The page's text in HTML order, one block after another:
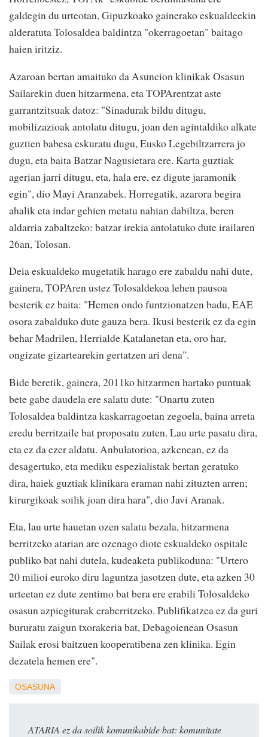
galdegin du urteotan, Gipuzkoako gainerako eskualdeekin
alderatuta Tolosaldea baldintza "okerragoetan" baitago
haien iritziz.
Azaroan bertan amaituko da Asuncion klinikak Osasun
Sailarekin duen hitzarmena, eta TOPArentzat aste
garrantzitsuak datoz: "Sinadurak bildu ditugu,
mobilizazioak antolatu ditugu, joan den agintaldiko alkate
guztien babesa eskuratu dugu, Eusko Legebiltzarrera jo
dugu, eta baita Batzar Nagusietara ere. Karta guztiak
agerian jarri ditugu, eta, hala ere, ez digute jaramonik
egin", dio Mayi Aranzabek. Horregatik, azarora begira
ahalik eta indar gehien metatu nahian dabiltza, beren
aldarria zabaltzeko: batzar irekia antolatuko dute irailaren
26an, Tolosan.
Deia eskualdeko mugetatik harago ere zabaldu nahi dute,
gainera, TOPAren ustez Tolosaldekoa lehen pausoa
besterik ez baita: "Hemen ondo funtzionatzen badu, EAE
osora zabalduko dute gauza bera. Ikusi besterik ez da egin
behar Madrilen, Herrialde Katalanetan eta, oro har,
ongizate gizartearekin gertatzen ari dena".
Bide beretik, gainera, 2011ko hitzarmen hartako puntuak
bete gabe daudela ere salatu dute: "Onartu zuten
Tolosaldea baldintza kaskarragoetan zegoela, baina arreta
eredu berritzaile bat proposatu zuten. Lau urte pasatu dira,
eta ez da ezer aldatu. Anbulatorioa, azkenean, ez da
desagertuko, eta mediku espezialistak bertan geratuko
dira, haiek guztiak klinikara eraman nahi zituzten arren;
kirurgikoak soilik joan dira hara", dio Javi Aranak.
Eta, lau urte hauetan ozen salatu bezala, hitzarmena
berritzeko atarian are ozenago diote eskualdeko ospitale
publiko bat nahi dutela, kudeaketa publikoduna: "Urtero
20 milioi euroko diru laguntza jasotzen dute, eta azken 30
urteetan ez dute zentimo bat bera ere erabili Tolosaldeko
osasun azpiegiturak eraberritzeko. Publifikatzea ez da guri
bururatu zaigun txorakeria bat, Debagoienean Osasun
Sailak erosi baitzuen kooperatibena zen klinika. Egin
dezatela hemen ere".
OSASUNA
ATARIA ez da soilik komunikabide bat: komunitate